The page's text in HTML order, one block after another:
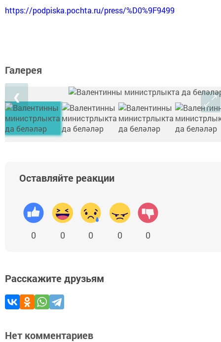
https://podpiska.pochta.ru/press/%D0%9F9499
Галерея
❮
Оставляйте реакции
0 0 0 0 0
Расскажите друзьям
Нет комментариев